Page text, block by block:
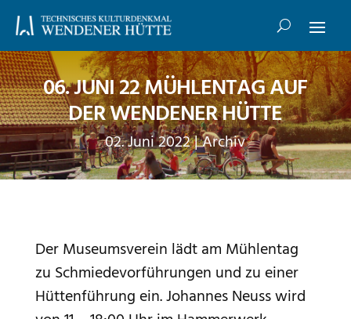
06. JUNI 22 MÜHLENTAG AUF
DER WENDENER HÜTTE
02. Juni 2022|Archiv
Der Museumsverein lädt am Mühlentag
zu Schmiedevorführungen und zu einer
Hüttenführung ein. Johannes Neuss wird